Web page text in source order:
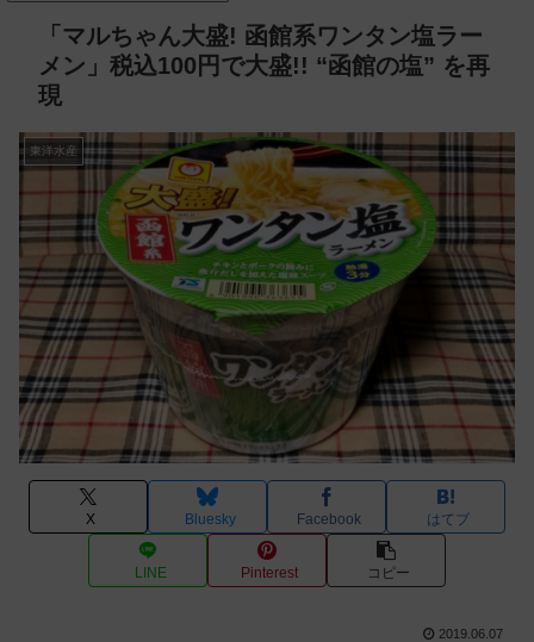
「マルちゃん大盛! 函館系ワンタン塩ラー
メン」税込100円で大盛!! “函館の塩” を再
現
東洋水産
X Bluesky Facebook はてブ
LINE Pinterest コピー
2019.06.07